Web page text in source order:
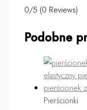
0/5 (0 Reviews)
Podobne
Pierścionki